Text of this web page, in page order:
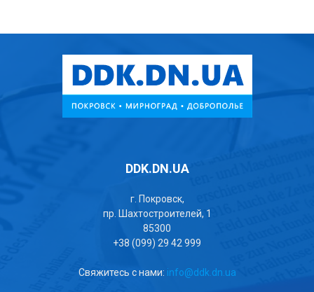
DDK.DN.UA
г. Покровск,
пр. Шахтостроителей, 1
85300
+38 (099) 29 42 999
Свяжитесь с нами: info@ddk.dn.ua